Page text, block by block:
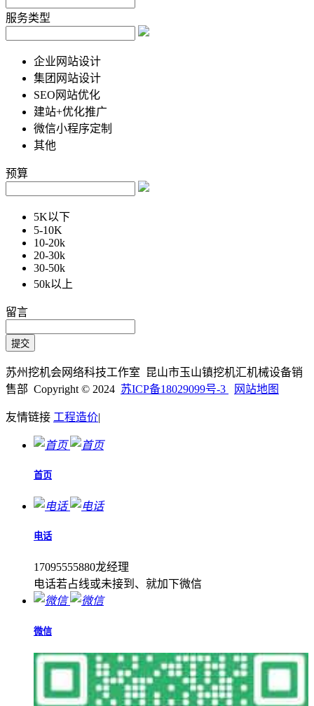
服务类型
企业网站设计
集团网站设计
SEO网站优化
建站+优化推广
微信小程序定制
其他
预算
5K以下
5-10K
10-20k
20-30k
30-50k
50k以上
留言
苏州挖机会网络科技工作室 昆山市玉山镇挖机汇机械设备销
售部 Copyright © 2024 苏ICP备18029099号-3 网站地图
友情链接 工程造价|
首页
电话
17095555880龙经理
电话若占线或未接到、就加下微信
微信